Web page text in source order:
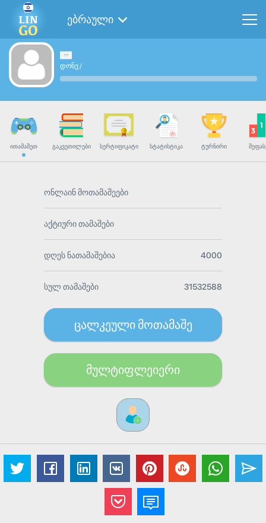
ებრაული
დონე/
ᲘᲗᲐᲛᲐᲨᲔᲗ ᲒᲐᲙᲕᲔᲗᲘᲚᲔᲑᲘ ᲡᲔᲠᲢᲘᲤᲘᲙᲐᲢᲘ ᲡᲢᲐᲢᲘᲡᲢᲘᲙᲐ ᲢᲣᲠᲜᲘᲠᲘ
ონლაინ მოთამაშეები
აქტიური თამაშები
დღეს ნათამაშებია 4000
სულ თამაშები 31532588
ცალკეული მოთამაშე
მულტიფლეიერი